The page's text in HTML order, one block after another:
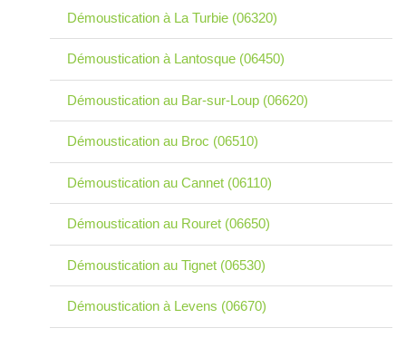
Démoustication à La Turbie (06320)
Démoustication à Lantosque (06450)
Démoustication au Bar-sur-Loup (06620)
Démoustication au Broc (06510)
Démoustication au Cannet (06110)
Démoustication au Rouret (06650)
Démoustication au Tignet (06530)
Démoustication à Levens (06670)